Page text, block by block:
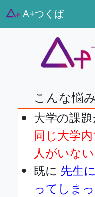
A+つくば
こんな悩
大学の課題
同じ大学
人がいない
既に 先生
ってしまっ